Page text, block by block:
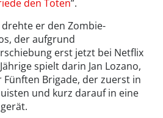
den Toten”.
drehte er den Zombie-
der aufgrund
erst jetzt bei Netflix
spielt darin Jan Lozano,
Brigade, der zuerst in
und kurz darauf in eine